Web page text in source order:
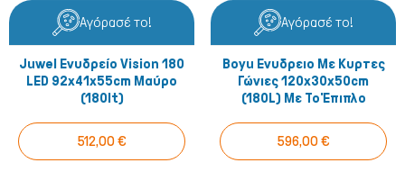
Αγόρασέ το!
Juwel Ενυδρείο Vision 180
LED 92x41x55cm Μαύρο
(180lt)
512,00 €
Αγόρασέ το!
Boyu Ενυδρειο Με Κυρτες
Γώνιες 120x30x50cm
(180L) Με Το Έπιπλο
596,00 €